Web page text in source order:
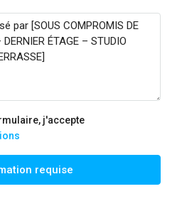
j'accepte
requise